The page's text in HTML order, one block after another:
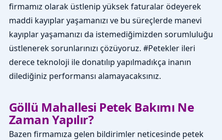
firmamız olarak üstlenip yüksek faturalar ödeyerek
maddi kayıplar yaşamanızı ve bu süreçlerde manevi
kayıplar yaşamanızı da istemediğimizden sorumluluğu
üstlenerek sorunlarınızı çözüyoruz. #Petekler ileri
derece teknoloji ile donatılıp yapılmadıkça inanın
dilediğiniz performansı alamayacaksınız.
Göllü Mahallesi Petek Bakımı Ne
Zaman Yapılır?
Bazen firmamıza gelen bildirimler neticesinde petek